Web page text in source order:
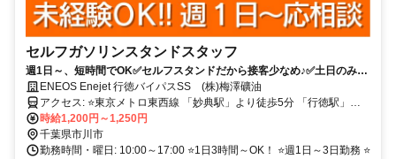
セルフガソリンスタンドスタッフ
週1日～、短時間でOK✅セルフスタンドだから接客少なめ♪✅土日のみ
OK！Wワークにも◎✅家庭や学校、予定と両立◎✅未経験大歓迎✅駅徒
歩5分
ENEOS Enejet 行徳バイパスSS (株)梅澤礦油
アクセス: ⭐東京メトロ東西線 「妙典駅」より徒歩5分 「行徳駅」よ
時給1,200円～1,250円
千葉県市川市
勤務時間・曜日: 10:00～17:00 ⭐1日3時間～OK！ ⭐週1日～3日勤務 ⭐